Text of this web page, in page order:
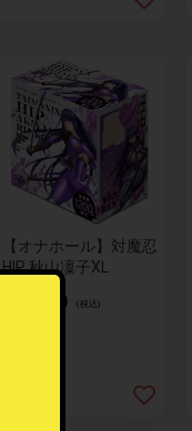
【オナホール】対魔忍
HIP 秋山凜子XL
￥6,500 (税込)